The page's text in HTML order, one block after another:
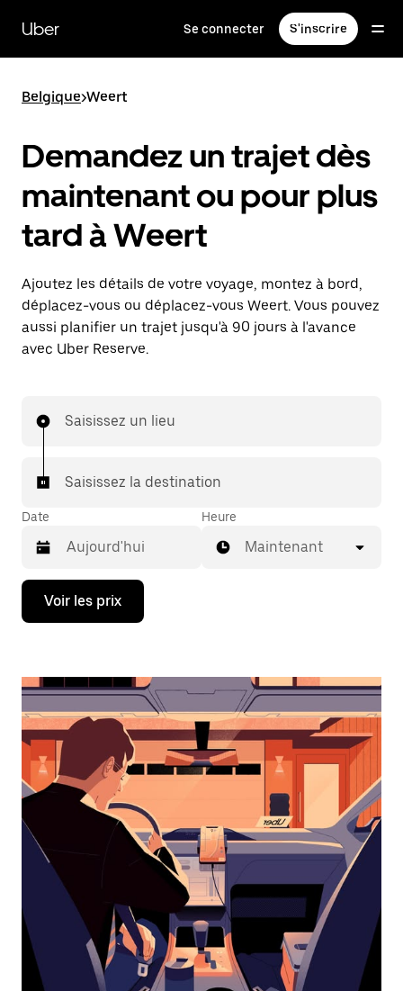
contenu
principal
Uber Se connecter S'inscrire
Belgique>Weert
Demandez un trajet dès
maintenant ou pour plus
tard à Weert
Ajoutez les détails de votre voyage, montez à bord,
déplacez-vous ou déplacez-vous Weert. Vous pouvez
aussi planifier un trajet jusqu'à 90 jours à l'avance
avec Uber Reserve.
Saisissez un lieu
Saisissez la destination
Date
Appuyez
la
bas
ouvrir
le
calendrier
sélectionner
une
date.
Appuyez
sur
touche
pour
fermer
le
calendrier.
Heure
Maintenant
Voir les prix